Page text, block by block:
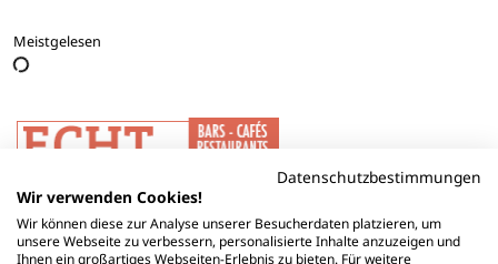
Meistgelesen
Datenschutzbestimmungen
Wir verwenden Cookies!
Wir können diese zur Analyse unserer Besucherdaten platzieren, um
unsere Webseite zu verbessern, personalisierte Inhalte anzuzeigen und
Ihnen ein großartiges Webseiten-Erlebnis zu bieten. Für weitere